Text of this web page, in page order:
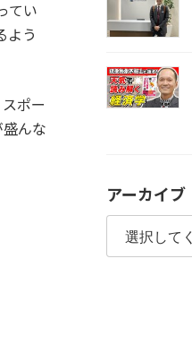
てい
よう
ポー
んな
アーカイブ